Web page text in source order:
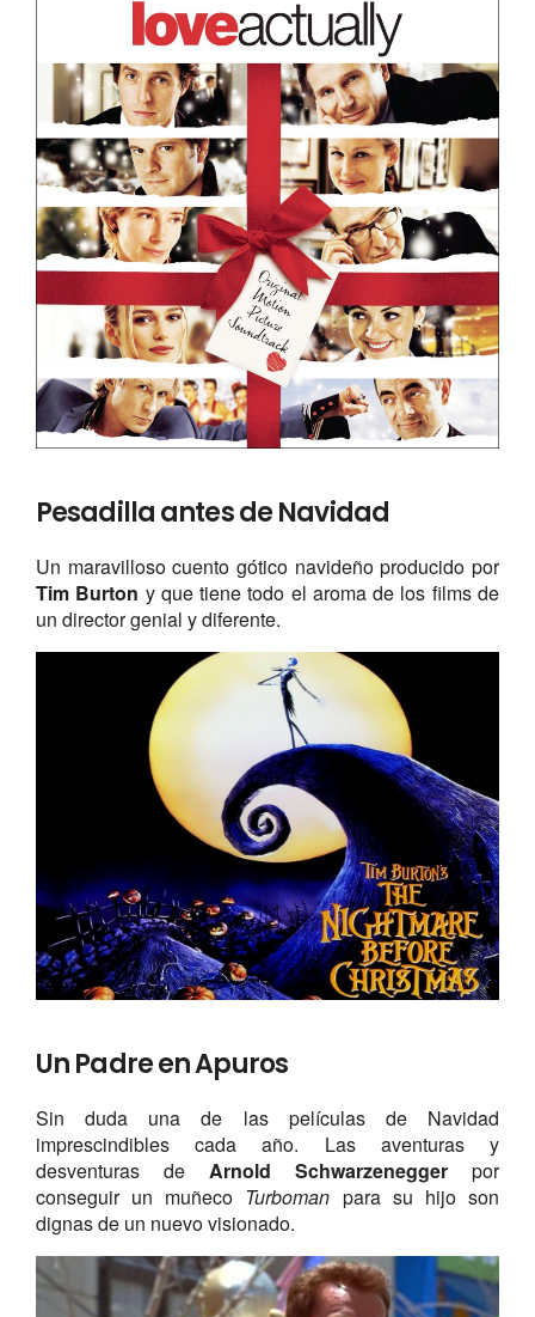
Pesadilla antes de Navidad
Un maravilloso cuento gótico navideño producido por
Tim Burton y que tiene todo el aroma de los films de
un director genial y diferente.
Un Padre en Apuros
Sin duda una de las películas de Navidad
imprescindibles cada año. Las aventuras y
desventuras de Arnold Schwarzenegger por
conseguir un muñeco Turboman para su hijo son
dignas de un nuevo visionado.